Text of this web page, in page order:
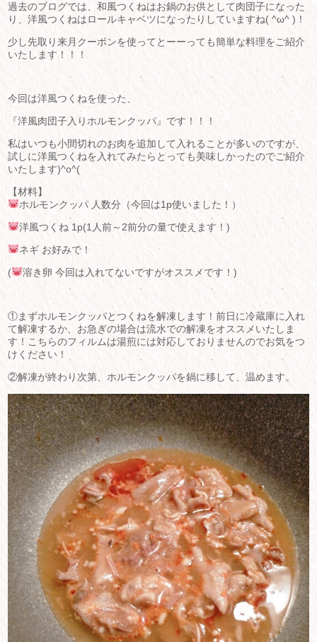
過去のブログでは、和風つくねはお鍋のお供として肉団子になった
り、洋風つくねはロールキャベツになったりしていますね( ^ω^ )！
少し先取り来月クーポンを使ってとーーっても簡単な料理をご紹介
いたします！！！
今回は洋風つくねを使った、
『洋風肉団子入りホルモンクッパ』です！！！
私はいつも小間切れのお肉を追加して入れることが多いのですが、
試しに洋風つくねを入れてみたらとっても美味しかったのでご紹介
いたします)^o^(
【材料】
ホルモンクッパ 人数分（今回は1p使いました！）
洋風つくね 1p(1人前～2前分の量で使えます！)
ネギ お好みで！
(
溶き卵 今回は入れてないですがオススメです！)
①まずホルモンクッパとつくねを解凍します！前日に冷蔵庫に入れ
て解凍するか、お急ぎの場合は流水での解凍をオススメいたしま
す！こちらのフィルムは湯煎には対応しておりませんのでお気をつ
けください！
②解凍が終わり次第、ホルモンクッパを鍋に移して、温めます。